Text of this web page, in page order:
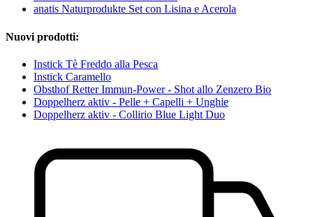
anatis Naturprodukte Set con Lisina e Acerola
Nuovi prodotti:
Instick Tè Freddo alla Pesca
Instick Caramello
Obsthof Retter Immun-Power - Shot allo Zenzero Bio
Doppelherz aktiv - Pelle + Capelli + Unghie
Doppelherz aktiv - Collirio Blue Light Duo